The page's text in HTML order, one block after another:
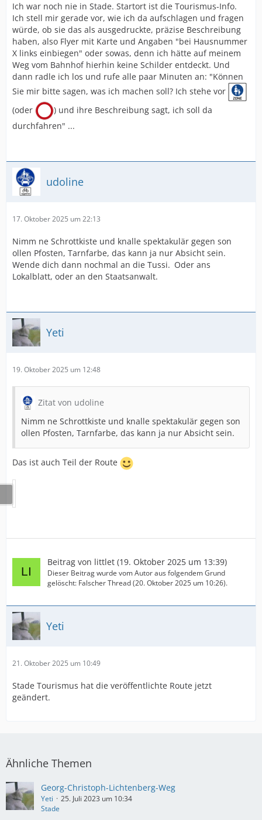
Ich war noch nie in Stade. Startort ist die Tourismus-Info.
Ich stell mir gerade vor, wie ich da aufschlagen und fragen
würde, ob sie das als ausgedruckte, präzise Beschreibung
haben, also Flyer mit Karte und Angaben "bei Hausnummer
X links einbiegen" oder sowas, denn ich hätte auf meinem
Weg vom Bahnhof hierhin keine Schilder entdeckt. Und
dann radle ich los und rufe alle paar Minuten an: "Können
Sie mir bitte sagen, was ich machen soll? Ich stehe vor
(oder
) und ihre Beschreibung sagt, ich soll da
durchfahren" ...
udoline
17. Oktober 2025 um 22:13
Nimm ne Schrottkiste und knalle spektakulär gegen son
ollen Pfosten, Tarnfarbe, das kann ja nur Absicht sein.
Wende dich dann nochmal an die Tussi. Oder ans
Lokalblatt, oder an den Staatsanwalt.
Yeti
19. Oktober 2025 um 12:48
Zitat von udoline
Nimm ne Schrottkiste und knalle spektakulär gegen son
ollen Pfosten, Tarnfarbe, das kann ja nur Absicht sein.
Das ist auch Teil der Route
Beitrag von littlet (19. Oktober 2025 um 13:39)
Dieser Beitrag wurde vom Autor aus folgendem Grund
gelöscht: Falscher Thread (20. Oktober 2025 um 10:26).
Yeti
21. Oktober 2025 um 10:49
Stade Tourismus hat die veröffentlichte Route jetzt
geändert.
Ähnliche Themen
Georg-Christoph-Lichtenberg-Weg
Yeti
25. Juli 2023 um 10:34
Stade